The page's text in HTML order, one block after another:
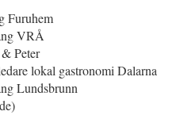
Furuhem
VRÅ
Peter
lokal gastronomi Dalarna
Lundsbrunn